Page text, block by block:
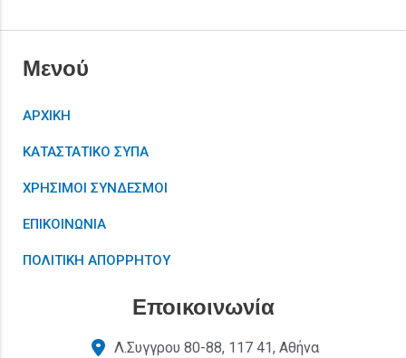
Μενού
ΑΡΧΙΚΗ
ΚΑΤΑΣΤΑΤΙΚΟ ΣΥΠΑ
ΧΡΗΣΙΜΟΙ ΣΥΝΔΕΣΜΟΙ
ΕΠΙΚΟΙΝΩΝΙΑ
ΠΟΛΙΤΙΚΗ ΑΠΟΡΡΗΤΟΥ
Εποικοινωνία
Λ.Συγγρου 80-88, 117 41, Αθήνα